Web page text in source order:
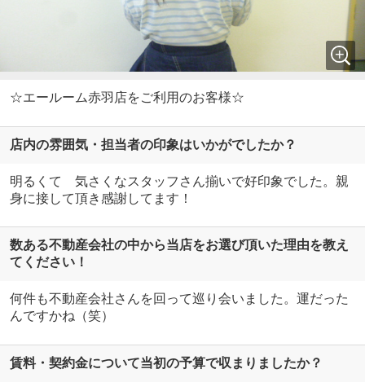
☆エールーム赤羽店をご利用のお客様☆
店内の雰囲気・担当者の印象はいかがでしたか？
明るくて 気さくなスタッフさん揃いで好印象でした。親
身に接して頂き感謝してます！
数ある不動産会社の中から当店をお選び頂いた理由を教え
てください！
何件も不動産会社さんを回って巡り会いました。運だった
んですかね（笑）
賃料・契約金について当初の予算で収まりましたか？